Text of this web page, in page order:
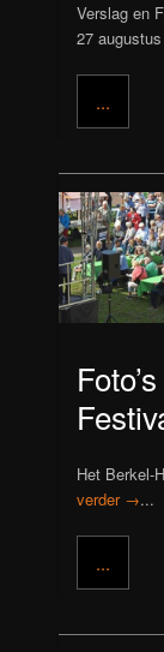
Verslag en
27
...
Het Berkel-
verder →...
...